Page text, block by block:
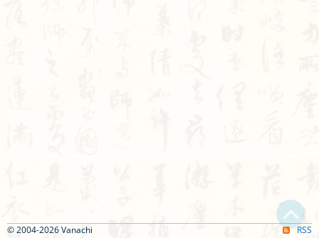
© 2004-2026 Vanachi RSS